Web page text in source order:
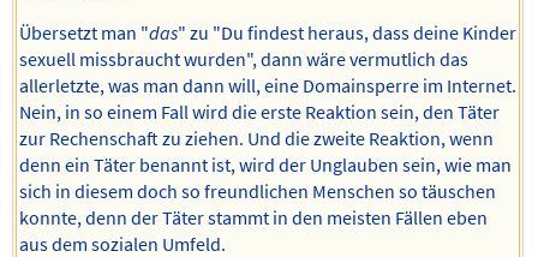
Übersetzt man "das" zu "Du findest heraus, dass deine Kinder
sexuell missbraucht wurden", dann wäre vermutlich das
allerletzte, was man dann will, eine Domainsperre im Internet.
Nein, in so einem Fall wird die erste Reaktion sein, den Täter
zur Rechenschaft zu ziehen. Und die zweite Reaktion, wenn
denn ein Täter benannt ist, wird der Unglauben sein, wie man
sich in diesem doch so freundlichen Menschen so täuschen
konnte, denn der Täter stammt in den meisten Fällen eben
aus dem sozialen Umfeld.